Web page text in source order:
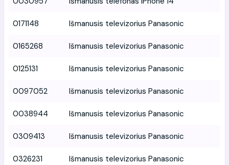
0171148 Išmanusis televizorius Panasonic
0165268 Išmanusis televizorius Panasonic
0125131 Išmanusis televizorius Panasonic
0097052 Išmanusis televizorius Panasonic
0038944 Išmanusis televizorius Panasonic
0309413 Išmanusis televizorius Panasonic
0326231 Išmanusis televizorius Panasonic